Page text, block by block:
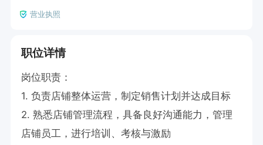
营业执照
职位详情
岗位职责：
1. 负责店铺整体运营，制定销售计划并达成目标
2. 熟悉店铺管理流程，具备良好沟通能力，管理
店铺员工，进行培训、考核与激励